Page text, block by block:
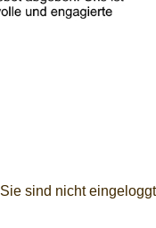
Sie sind nicht eingeloggt